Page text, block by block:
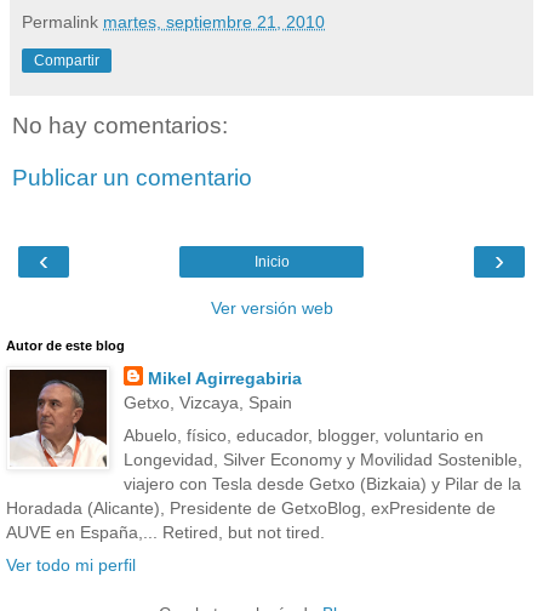
Permalink martes, septiembre 21, 2010
Compartir
No hay comentarios:
Publicar un comentario
‹ ›
Inicio
Ver versión web
Autor de este blog
Mikel Agirregabiria
Getxo, Vizcaya, Spain
Abuelo, físico, educador, blogger, voluntario en
Longevidad, Silver Economy y Movilidad Sostenible,
viajero con Tesla desde Getxo (Bizkaia) y Pilar de la
Horadada (Alicante), Presidente de GetxoBlog, exPresidente de
AUVE en España,... Retired, but not tired.
Ver todo mi perfil